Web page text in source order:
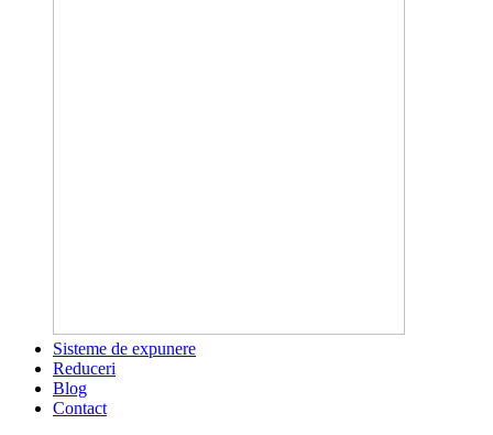
Sisteme de expunere
Reduceri
Blog
Contact